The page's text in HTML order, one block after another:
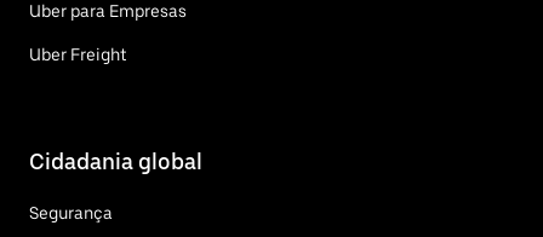
Uber para Empresas
Uber Freight
Cidadania global
Segurança